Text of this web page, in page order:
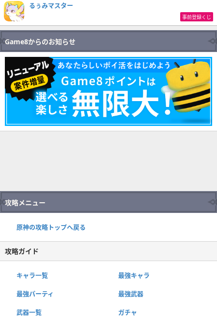
るぅみマスター
事前登録くじ
Game8からのお知らせ
攻略メニュー
原神の攻略トップへ戻る
攻略ガイド
キャラ一覧 最強キャラ
最強パーティ 最強武器
武器一覧 ガチャ